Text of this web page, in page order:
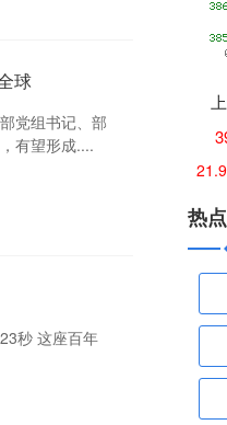
球
党组书记、部
有望形成....
秒 这座百年
热